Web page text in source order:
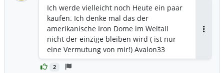
marss-business-and-transaction-
update.9156505/
Bedrohung. Ein aktuelles Beispiel ist
INLEAP Photonics aus Hannover. Das
Startup entwickelt ein laserbasiertes
Drohnenabwehrsystem mit einer
Reichweite von bis zu drei Kilometern.
Das System ist für urbane und
sicherheitskritische Umgebungen
2
Ich werde vielleicht noch Heute ein paar
kaufen. Ich denke mal das der
amerikanische Iron Dome im Weltall
nicht der einzige bleiben wird ( ist nur
eine Vermutung von mir!) Avalon33